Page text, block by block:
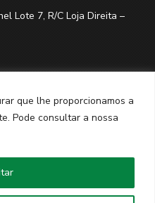
que lhe proporcionamos a
Pode consultar a nossa
Lote 7, R/C Loja Direita –
reservados · Website criado